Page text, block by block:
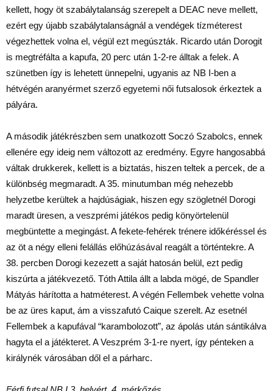
kellett, hogy öt szabálytalanság szerepelt a DEAC neve mellett,
ezért egy újabb szabálytalanságnál a vendégek tízméterest
végezhettek volna el, végül ezt megúszták. Ricardo után Dorogit
is megtréfálta a kapufa, 20 perc után 1-2-re álltak a felek. A
szünetben így is lehetett ünnepelni, ugyanis az NB I-ben a
hétvégén aranyérmet szerző egyetemi női futsalosok érkeztek a
pályára.
A második játékrészben sem unatkozott Soczó Szabolcs, ennek
ellenére egy ideig nem változott az eredmény. Egyre hangosabbá
váltak drukkerek, kellett is a biztatás, hiszen teltek a percek, de a
különbség megmaradt. A 35. minutumban még nehezebb
helyzetbe kerültek a hajdúságiak, hiszen egy szögletnél Dorogi
maradt üresen, a veszprémi játékos pedig könyörtelenül
megbüntette a megingást. A fekete-fehérek trénere időkéréssel és
az öt a négy elleni felállás előhúzásával reagált a történtekre. A
38. percben Dorogi kezezett a saját hatosán belül, ezt pedig
kiszúrta a játékvezető. Tóth Attila állt a labda mögé, de Spandler
Mátyás hárította a hatméterest. A végén Fellembek vehette volna
be az üres kaput, ám a visszafutó Caique szerelt. Az esetnél
Fellembek a kapufával “karambolozott”, az ápolás után sántikálva
hagyta el a játékteret. A Veszprém 3-1-re nyert, így pénteken a
királynék városában dől el a párharc.